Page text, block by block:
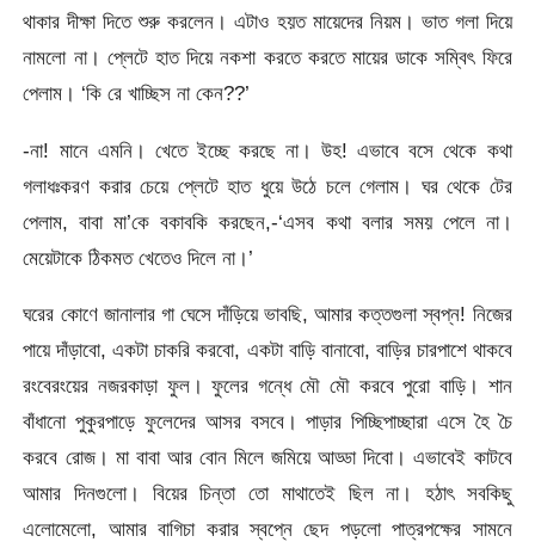
থাকার দীক্ষা দিতে শুরু করলেন। এটাও হয়ত মায়েদের নিয়ম। ভাত গলা দিয়ে
নামলো না। প্লেটে হাত দিয়ে নকশা করতে করতে মায়ের ডাকে সম্বিৎ ফিরে
পেলাম। ‘কি রে খাচ্ছিস না কেন??’
-না! মানে এমনি। খেতে ইচ্ছে করছে না। উহ! এভাবে বসে থেকে কথা
গলাধঃকরণ করার চেয়ে প্লেটে হাত ধুয়ে উঠে চলে গেলাম। ঘর থেকে টের
পেলাম, বাবা মা’কে বকাবকি করছেন,-‘এসব কথা বলার সময় পেলে না।
মেয়েটাকে ঠিকমত খেতেও দিলে না।’
ঘরের কোণে জানালার গা ঘেসে দাঁড়িয়ে ভাবছি, আমার কত্তগুলা স্বপ্ন! নিজের
পায়ে দাঁড়াবো, একটা চাকরি করবো, একটা বাড়ি বানাবো, বাড়ির চারপাশে থাকবে
রংবেরংয়ের নজরকাড়া ফুল। ফুলের গন্ধে মৌ মৌ করবে পুরো বাড়ি। শান
বাঁধানো পুকুরপাড়ে ফুলেদের আসর বসবে। পাড়ার পিচ্ছিপাচ্ছারা এসে হৈ চৈ
করবে রোজ। মা বাবা আর বোন মিলে জমিয়ে আড্ডা দিবো। এভাবেই কাটবে
আমার দিনগুলো। বিয়ের চিন্তা তো মাথাতেই ছিল না। হঠাৎ সবকিছু
এলোমেলো, আমার বাগিচা করার স্বপ্নে ছেদ পড়লো পাত্রপক্ষের সামনে